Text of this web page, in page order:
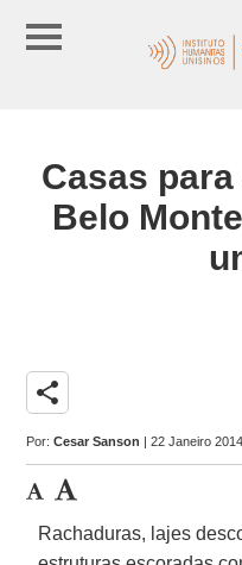
Casas
Belo
share
Por:Cesar Sanson | 22 Janeiro 2014
Rachaduras, lajes